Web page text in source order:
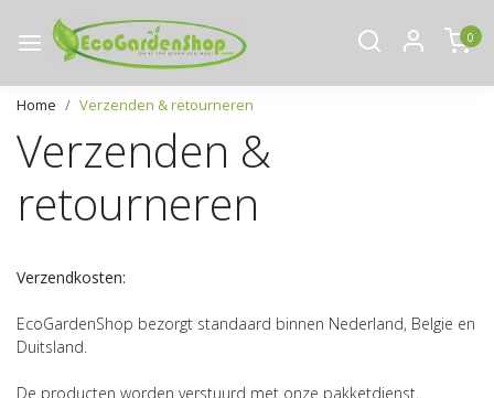
0
Home Verzenden & retourneren
Verzenden &
retourneren
Verzendkosten:
EcoGardenShop bezorgt standaard binnen Nederland, Belgie en
Duitsland.
De producten worden verstuurd met onze pakketdienst.